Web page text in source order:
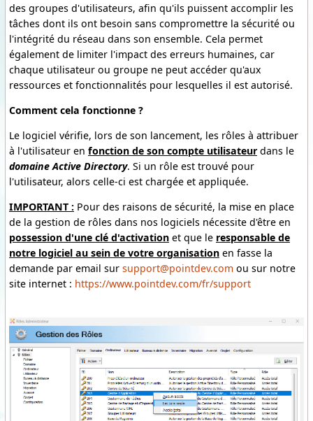
des groupes d'utilisateurs, afin qu'ils puissent accomplir les
tâches dont ils ont besoin sans compromettre la sécurité ou
l'intégrité du réseau dans son ensemble. Cela permet
également de limiter l'impact des erreurs humaines, car
chaque utilisateur ou groupe ne peut accéder qu'aux
ressources et fonctionnalités pour lesquelles il est autorisé.
Comment cela fonctionne ?
Le logiciel vérifie, lors de son lancement, les rôles à attribuer
à l'utilisateur en fonction de son compte utilisateurdans le
domaineActive Directory. Si un rôle est trouvé pour
l'utilisateur, alors celle-ci est chargée et appliquée.
IMPORTANT : Pour des raisons de sécurité, la mise en place
de la gestion de rôles dans nos logiciels nécessite d'être en
possession d'une clé d'activation et que le responsable de
notre logiciel au sein de votre organisation en fasse la
demande par email sur support@pointdev.com ou sur notre
site internet : https://www.pointdev.com/fr/support